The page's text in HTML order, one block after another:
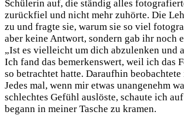
Schülerin auf, die ständig alles
zurückfiel und nicht mehr zuhörte. Die
zu und fragte sie, warum sie so viel
aber keine Antwort, sondern gab ihr noch
„Ist es vielleicht um dich abzulenken und
Ich fand das bemerkenswert, weil ich das
so betrachtet hatte. Daraufhin
Jedes mal, wenn mir etwas unangenehm
schlechtes Gefühl auslöste, schaute ich
begann in meiner Tasche zu kramen.